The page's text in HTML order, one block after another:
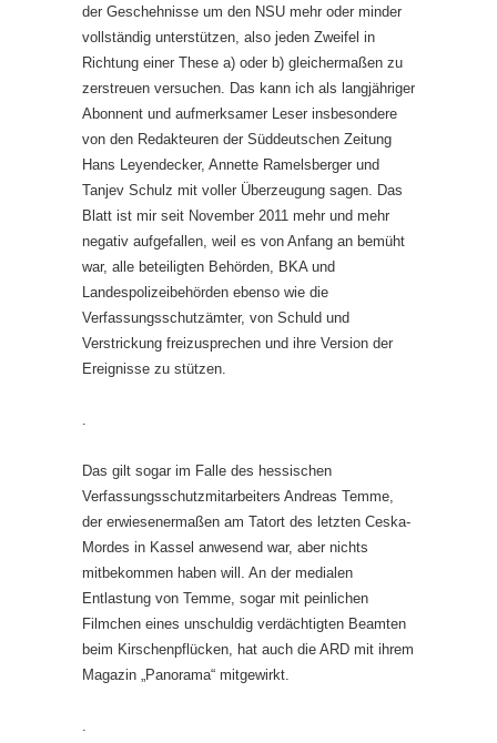
der Geschehnisse um den NSU mehr oder minder
vollständig unterstützen, also jeden Zweifel in
Richtung einer These a) oder b) gleichermaßen zu
zerstreuen versuchen. Das kann ich als langjähriger
Abonnent und aufmerksamer Leser insbesondere
von den Redakteuren der Süddeutschen Zeitung
Hans Leyendecker, Annette Ramelsberger und
Tanjev Schulz mit voller Überzeugung sagen. Das
Blatt ist mir seit November 2011 mehr und mehr
negativ aufgefallen, weil es von Anfang an bemüht
war, alle beteiligten Behörden, BKA und
Landespolizeibehörden ebenso wie die
Verfassungsschutzämter, von Schuld und
Verstrickung freizusprechen und ihre Version der
Ereignisse zu stützen.
.
Das gilt sogar im Falle des hessischen
Verfassungsschutzmitarbeiters Andreas Temme,
der erwiesenermaßen am Tatort des letzten Ceska-
Mordes in Kassel anwesend war, aber nichts
mitbekommen haben will. An der medialen
Entlastung von Temme, sogar mit peinlichen
Filmchen eines unschuldig verdächtigten Beamten
beim Kirschenpflücken, hat auch die ARD mit ihrem
Magazin „Panorama“ mitgewirkt.
.